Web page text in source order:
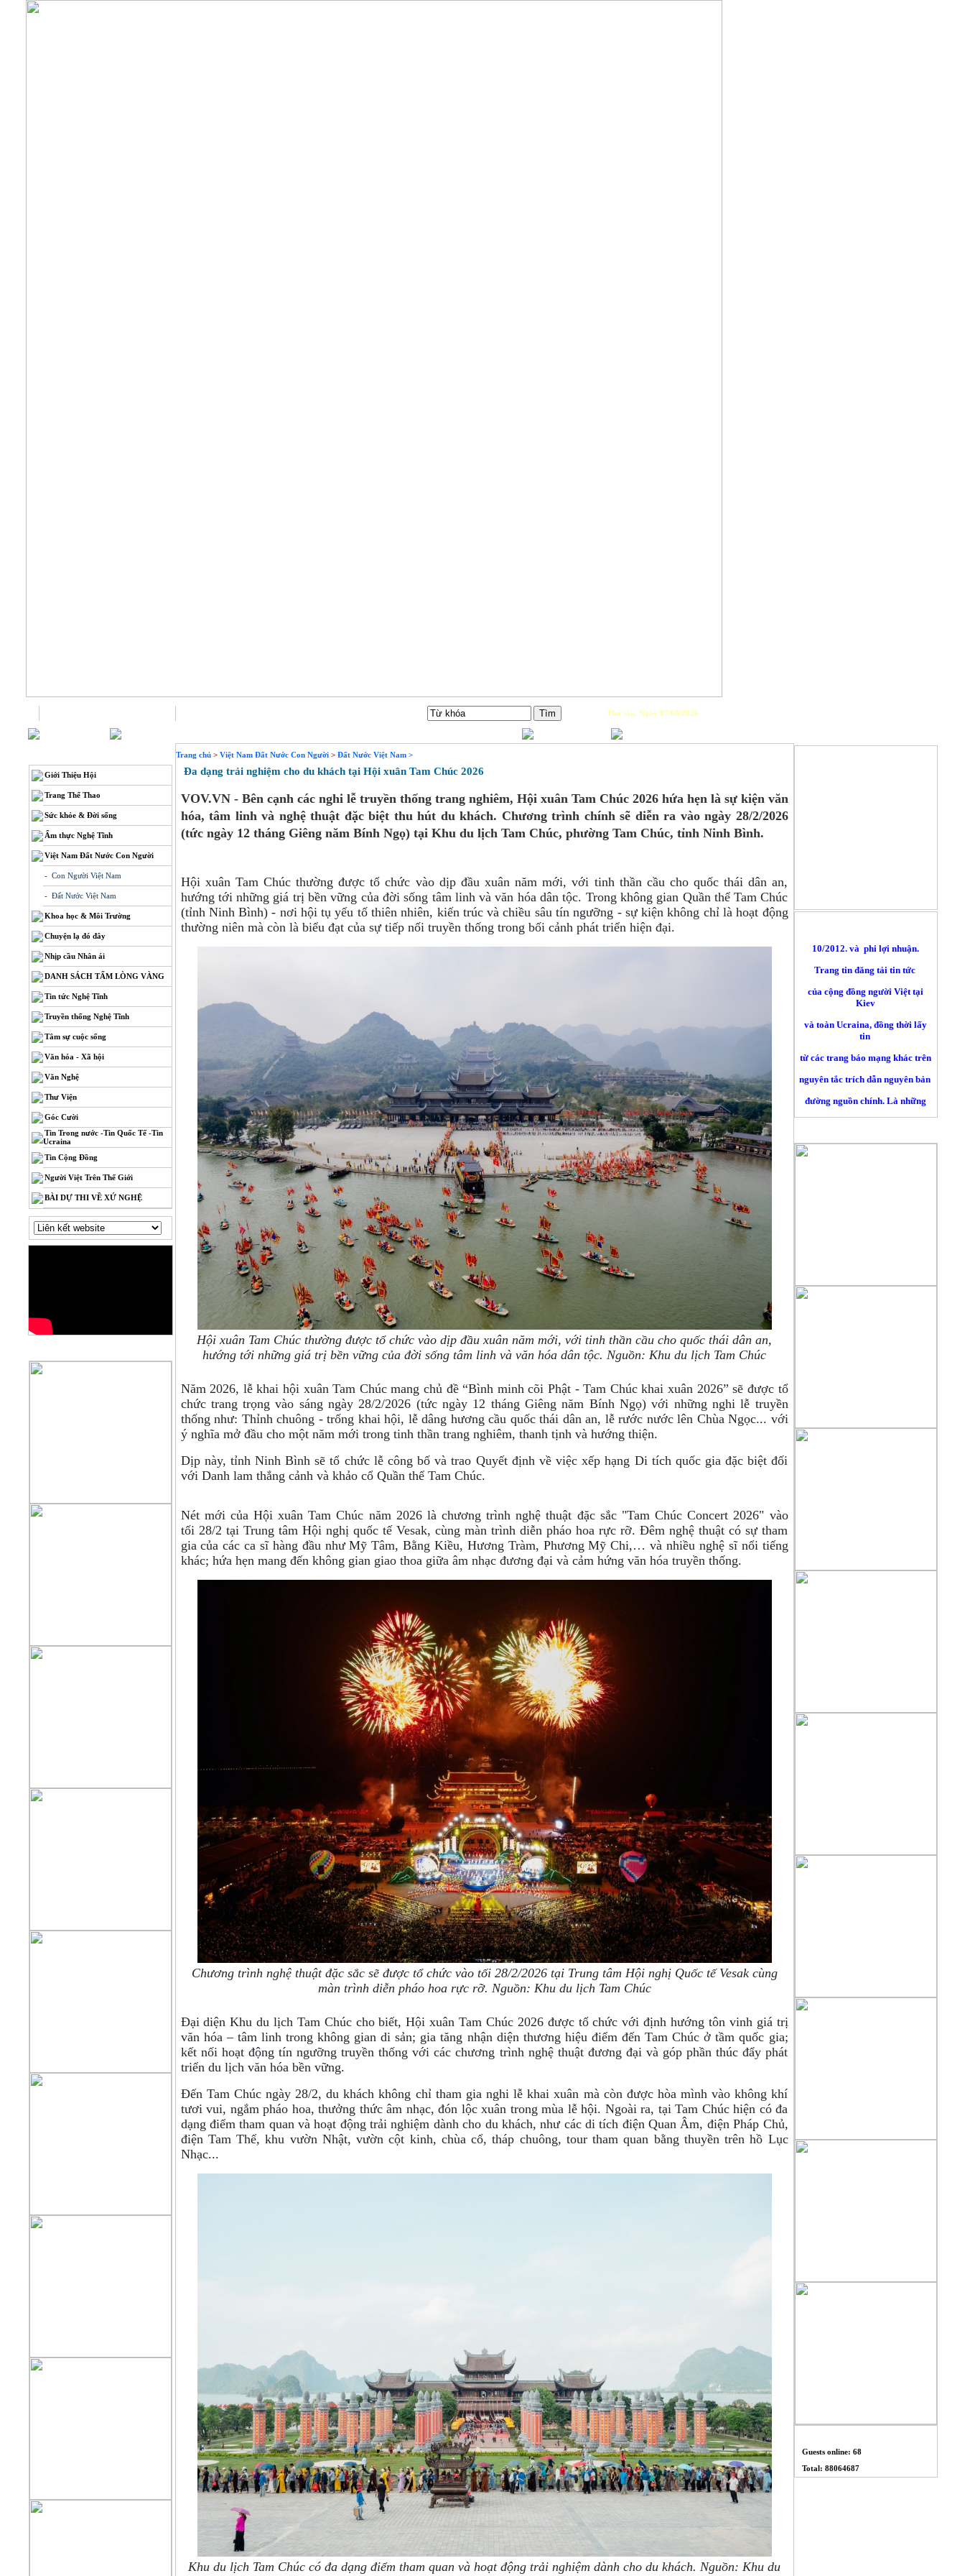
Thứ sáu, Ngày 07/08/2026
Giới Thiệu Hội
Trang Thể Thao
Sức khỏe & Đời sống
Ẩm thực Nghệ Tĩnh
Việt Nam Đất Nước Con Người
- Con Người Việt Nam
- Đất Nước Việt Nam
Khoa học & Môi Trường
Chuyện lạ đó đây
Nhịp cầu Nhân ái
DANH SÁCH TẤM LÒNG VÀNG
Tin tức Nghệ Tĩnh
Truyền thống Nghệ Tĩnh
Tâm sự cuộc sống
Văn hóa - Xã hội
Văn Nghệ
Thư Viện
Góc Cười
Tin Trong nước -Tin Quốc Tế -Tin
Ucraina
Tin Cộng Đồng
Người Việt Trên Thế Giới
BÀI DỰ THI VỀ XỨ NGHỆ
Trang chủ > Việt Nam Đất Nước Con Người> Đất Nước Việt Nam >
Đa dạng trải nghiệm cho du khách tại Hội xuân Tam Chúc 2026
VOV.VN - Bên cạnh các nghi lễ truyền thống trang nghiêm, Hội xuân Tam Chúc 2026 hứa hẹn là sự kiện văn
hóa, tâm linh và nghệ thuật đặc biệt thu hút du khách. Chương trình chính sẽ diễn ra vào ngày 28/2/2026
(tức ngày 12 tháng Giêng năm Bính Ngọ) tại Khu du lịch Tam Chúc, phường Tam Chúc, tỉnh Ninh Bình.
Hội xuân Tam Chúc thường được tổ chức vào dịp đầu xuân năm mới, với tinh thần cầu cho quốc thái dân an,
hướng tới những giá trị bền vững của đời sống tâm linh và văn hóa dân tộc. Trong không gian Quần thể Tam Chúc
(tỉnh Ninh Bình) - nơi hội tụ yếu tố thiên nhiên, kiến trúc và chiều sâu tín ngưỡng - sự kiện không chỉ là hoạt động
thường niên mà còn là biểu đạt của sự tiếp nối truyền thống trong bối cảnh phát triển hiện đại.
Hội xuân Tam Chúc thường được tổ chức vào dịp đầu xuân năm mới, với tinh thần cầu cho quốc thái dân an,
hướng tới những giá trị bền vững của đời sống tâm linh và văn hóa dân tộc. Nguồn: Khu du lịch Tam Chúc
Năm 2026, lễ khai hội xuân Tam Chúc mang chủ đề “Bình minh cõi Phật - Tam Chúc khai xuân 2026” sẽ được tổ
chức trang trọng vào sáng ngày 28/2/2026 (tức ngày 12 tháng Giêng năm Bính Ngọ) với những nghi lễ truyền
thống như: Thỉnh chuông - trống khai hội, lễ dâng hương cầu quốc thái dân an, lễ rước nước lên Chùa Ngọc... với
ý nghĩa mở đầu cho một năm mới trong tinh thần trang nghiêm, thanh tịnh và hướng thiện.
Dịp này, tỉnh Ninh Bình sẽ tổ chức lễ công bố và trao Quyết định về việc xếp hạng Di tích quốc gia đặc biệt đối
với Danh lam thắng cảnh và khảo cổ Quần thể Tam Chúc.
Nét mới của Hội xuân Tam Chúc năm 2026 là chương trình nghệ thuật đặc sắc "Tam Chúc Concert 2026" vào
tối 28/2 tại Trung tâm Hội nghị quốc tế Vesak, cùng màn trình diễn pháo hoa rực rỡ. Đêm nghệ thuật có sự tham
gia của các ca sĩ hàng đầu như Mỹ Tâm, Bằng Kiều, Hương Tràm, Phương Mỹ Chi,… và nhiều nghệ sĩ nổi tiếng
khác; hứa hẹn mang đến không gian giao thoa giữa âm nhạc đương đại và cảm hứng văn hóa truyền thống.
Chương trình nghệ thuật đặc sắc sẽ được tổ chức vào tối 28/2/2026 tại Trung tâm Hội nghị Quốc tế Vesak cùng
màn trình diễn pháo hoa rực rỡ. Nguồn: Khu du lịch Tam Chúc
Đại diện Khu du lịch Tam Chúc cho biết, Hội xuân Tam Chúc 2026 được tổ chức với định hướng tôn vinh giá trị
văn hóa – tâm linh trong không gian di sản; gia tăng nhận diện thương hiệu điểm đến Tam Chúc ở tầm quốc gia;
kết nối hoạt động tín ngưỡng truyền thống với các chương trình nghệ thuật đương đại và góp phần thúc đẩy phát
triển du lịch văn hóa bền vững.
Đến Tam Chúc ngày 28/2, du khách không chỉ tham gia nghi lễ khai xuân mà còn được hòa mình vào không khí
tươi vui, ngắm pháo hoa, thưởng thức âm nhạc, đón lộc xuân trong mùa lễ hội. Ngoài ra, tại Tam Chúc hiện có đa
dạng điểm tham quan và hoạt động trải nghiệm dành cho du khách, như các di tích điện Quan Âm, điện Pháp Chủ,
điện Tam Thế, khu vườn Nhật, vườn cột kinh, chùa cổ, tháp chuông, tour tham quan bằng thuyền trên hồ Lục
Nhạc...
Khu du lịch Tam Chúc có đa dạng điểm tham quan và hoạt động trải nghiệm dành cho du khách. Nguồn: Khu du
Trang tin đăng tải tin tức
của cộng đồng người Việt tại
Kiev
và toàn Ucraina, đồng thời lấy
từ các trang báo mạng khác trên
nguyên tắc trích dẫn nguyên bản
đường nguồn chính. Là những
người làm báo không chuyên nên
chắc chắn sẽ gặp sai sót không
mong muốn, chúng tôi sẽ tiếp thu
Guests online: 68
Total: 88064687